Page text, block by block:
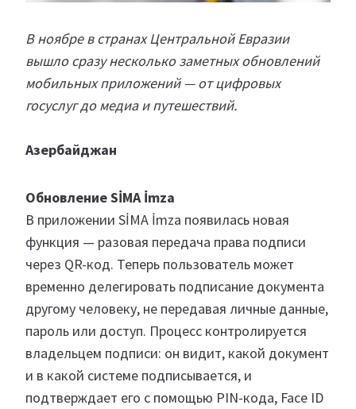
В ноябре в странах Центральной Евразии
вышло сразу несколько заметных обновлений
мобильных приложений — от цифровых
госуслуг до медиа и путешествий.
Азербайджан
Обновление SİMA İmza
В приложении SİMA İmza появилась новая
функция — разовая передача права подписи
через QR-код. Теперь пользователь может
временно делегировать подписание документа
другому человеку, не передавая личные данные,
пароль или доступ. Процесс контролируется
владельцем подписи: он видит, какой документ
и в какой системе подписывается, и
подтверждает его с помощью PIN-кода, Face ID